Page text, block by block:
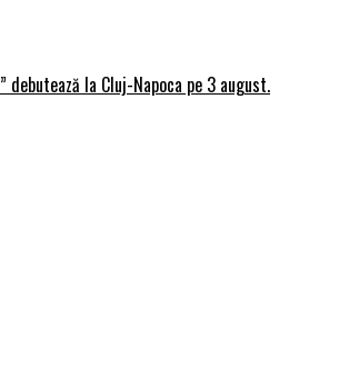
la Cluj-Napoca pe 3 august.